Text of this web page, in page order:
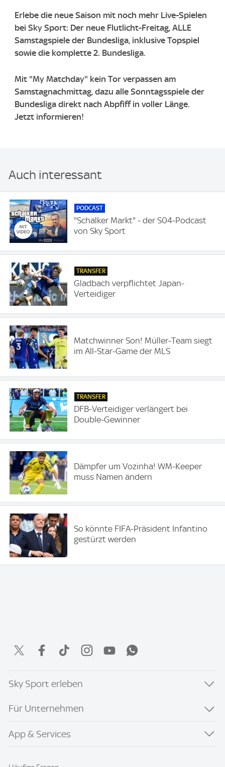
Erlebe die neue Saison mit noch mehr Live-Spielen
bei Sky Sport: Der neue Flutlicht-Freitag, ALLE
Samstagspiele der Bundesliga, inklusive Topspiel
sowie die komplette 2. Bundesliga.
Mit "My Matchday" kein Tor verpassen am
Samstagnachmittag, dazu alle Sonntagsspiele der
Bundesliga direkt nach Abpfiff in voller Länge.
Jetzt informieren!
Auch interessant
PODCAST
"Schalker Markt" - der S04-Podcast
von Sky Sport
TRANSFER
Gladbach verpflichtet Japan-
Verteidiger
Matchwinner Son! Müller-Team siegt
im All-Star-Game der MLS
TRANSFER
DFB-Verteidiger verlängert bei
Double-Gewinner
Dämpfer um Vozinha! WM-Keeper
muss Namen ändern
So könnte FIFA-Präsident Infantino
gestürzt werden
Sky Sport erleben
Für Unternehmen
App & Services